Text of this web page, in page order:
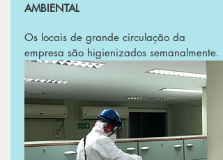
AMBIENTAL
Os locais de grande circulação da
empresa são higienizados semanalmente.